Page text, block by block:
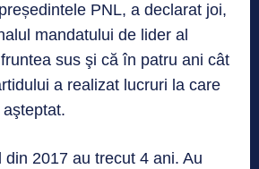
PNL, a declarat joi,
mandatului de lider al
sus şi că în patru ani cât
a realizat lucruri la care
din 2017 au trecut 4 ani. Au